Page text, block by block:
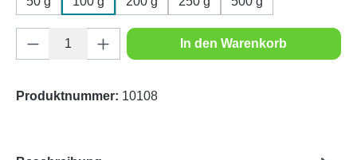
Produkt Anzahl: Gib den gewünschten
In den Warenkorb
Produktnummer: 10108